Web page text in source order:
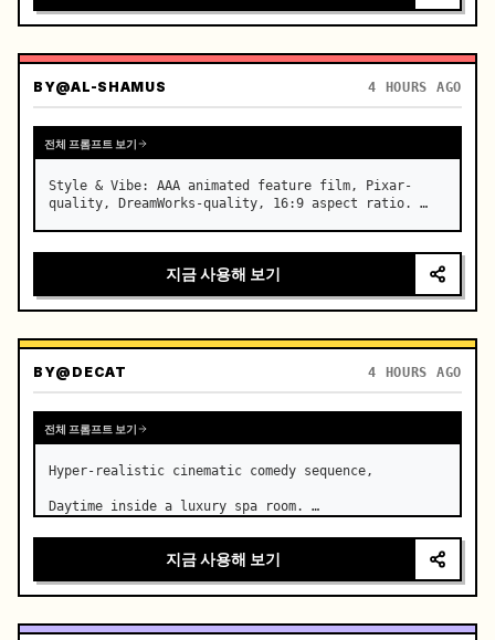
동적인 카메라 움직임, 휩 팬(whip pans) + 속도 램프 전환
+ 모션 블러 마스킹 컷, 연속적인 흐름의 환상
(0~2초) 운전자 내부 클로즈업,…
BY@AL-SHAMUS 4 HOURS AGO
전체 프롬프트 보기
Style & Vibe: AAA animated feature film, Pixar-
quality, DreamWorks-quality, 16:9 aspect ratio. …
지금 사용해 보기
BY@DECAT 4 HOURS AGO
전체 프롬프트 보기
Hyper-realistic cinematic comedy sequence,
Daytime inside a luxury spa room. …
지금 사용해 보기